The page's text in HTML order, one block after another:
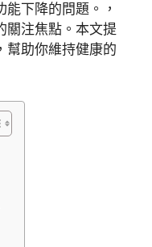
下降的問題。，
關注焦點。本文提
幫助你維持健康的